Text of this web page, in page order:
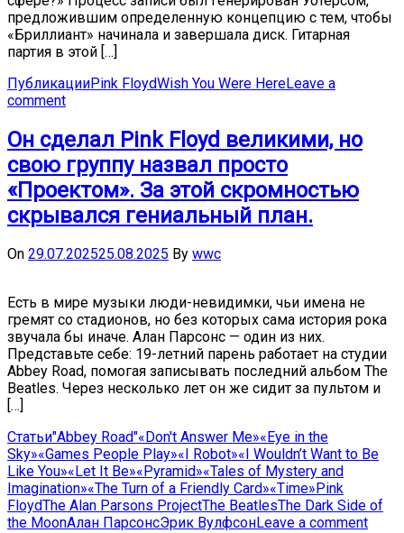
предложившим определенную концепцию с тем, чтобы
«Бриллиант» начинала и завершала диск. Гитарная
партия в этой […]
ПубликацииPink FloydWish You Were HereLeave a
comment
Он сделал Pink Floyd великими, но
свою группу назвал просто
«Проектом». За этой скромностью
скрывался гениальный план.
On 29.07.202525.08.2025 By wwc
Есть в мире музыки люди-невидимки, чьи имена не
гремят со стадионов, но без которых сама история рока
звучала бы иначе. Алан Парсонс — один из них.
Представьте себе: 19-летний парень работает на студии
Abbey Road, помогая записывать последний альбом The
Beatles. Через несколько лет он же сидит за пультом и
[…]
Статьи"Abbey Road"«Don't Answer Me»«Eye in the
Sky»«Games People Play»«I Robot»«I Wouldn’t Want to Be
Like You»«Let It Be»«Pyramid»«Tales of Mystery and
Imagination»«The Turn of a Friendly Card»«Time» Pink
FloydThe Alan Parsons ProjectThe BeatlesThe Dark Side of
the MoonАлан ПарсонсЭрик ВулфсонLeave a comment